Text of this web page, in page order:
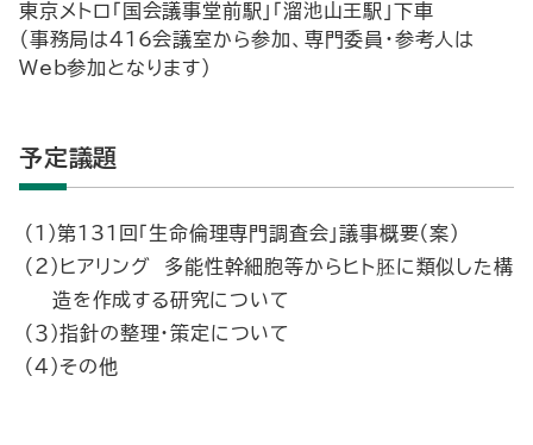
東京メトロ「国会議事堂前駅」「溜池山王駅」下車
（事務局は416会議室から参加、専門委員・参考人は
Web参加となります）
予定議題
（１）第131回「生命倫理専門調査会」議事概要（案）
（２）ヒアリング 多能性幹細胞等からヒト胚に類似した構
造を作成する研究について
（３）指針の整理・策定について
（４）その他